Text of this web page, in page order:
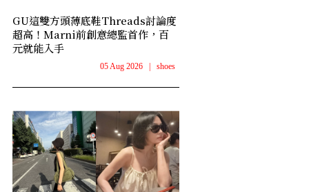
GU這雙方頭薄底鞋Threads討論度
超高！Marni前創意總監首作，百
元就能入手
05 Aug 2026 shoes